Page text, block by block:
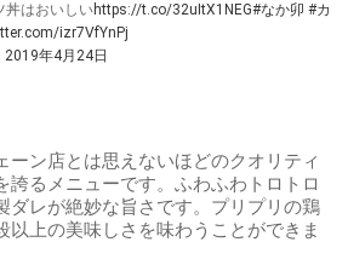
丼はおいしいhttps://t.co/32uItX1NEG#なか卯 #カ
izr7VfYnPj
2019年4月24日
ーン店とは思えないほどのクオリティ
誇るメニューです。ふわふわトロトロ
ダレが絶妙な旨さです。プリプリの鶏
以上の美味しさを味わうことができま